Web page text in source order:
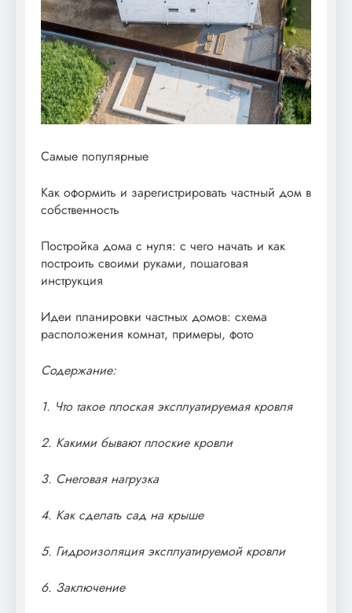
Самые популярные
Как оформить и зарегистрировать частный дом в
собственность
Постройка дома с нуля: с чего начать и как
построить своими руками, пошаговая
инструкция
Идеи планировки частных домов: схема
расположения комнат, примеры, фото
Содержание:
1. Что такое плоская эксплуатируемая кровля
2. Какими бывают плоские кровли
3. Снеговая нагрузка
4. Как сделать сад на крыше
5. Гидроизоляция эксплуатируемой кровли
6. Заключение